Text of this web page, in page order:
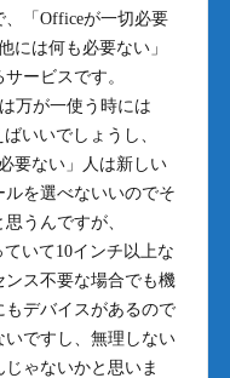
「Officeが一切必要
には何も必要ない」
ービスです。
万が一使う時には
いいでしょうし、
要ない」人は新しい
を選べないいのでそ
うんですが、
ていて10インチ以上な
ンス不要な場合でも機
デバイスがあるので
いですし、無理しない
ゃないかと思いま